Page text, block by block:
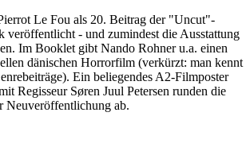
Le Fou als 20. Beitrag der "Uncut"-
veröffentlicht - und zumindest die Ausstattung
Im Booklet gibt Nando Rohner u.a. einen
dänischen Horrorfilm (verkürzt: man kennt
Ein beliegendes A2-Filmposter
Regisseur Søren Juul Petersen runden die
Neuveröffentlichung ab.